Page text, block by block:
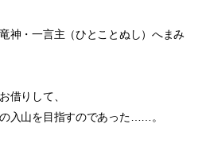
神・一言主（ひとことぬし）へまみ
借りして、
入山を目指すのであった……。